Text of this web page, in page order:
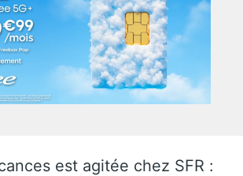
est agitée chez SFR :